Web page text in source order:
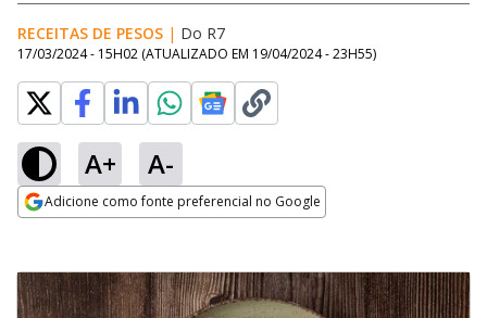
RECEITAS DE PESOS | Do R7
17/03/2024 - 15H02 (ATUALIZADO EM 19/04/2024 - 23H55)
A+ A-
Adicione como fonte preferencial no Google